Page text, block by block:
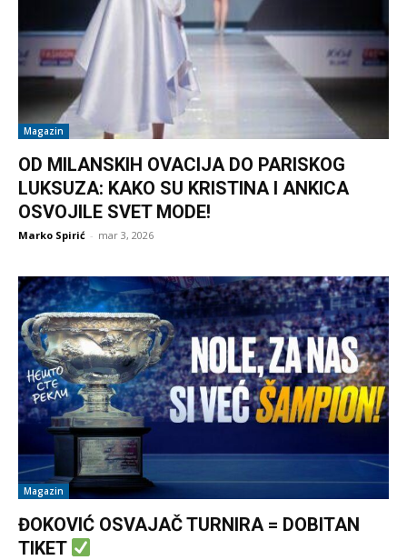
Magazin
OD MILANSKIH OVACIJA DO PARISKOG
LUKSUZA: KAKO SU KRISTINA I ANKICA
OSVOJILE SVET MODE!
Marko Spirić - mar 3, 2026
Magazin
ĐOKOVIĆ OSVAJAČ TURNIRA = DOBITAN
TIKET